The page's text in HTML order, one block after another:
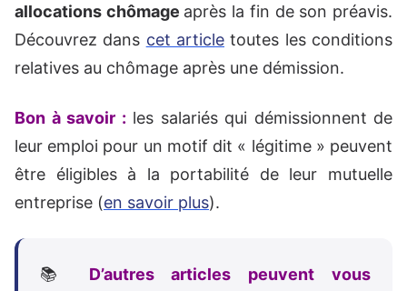
allocations chômage après la fin de son préavis.
Découvrez dans cet article toutes les conditions
relatives au chômage après une démission.
Bon à savoir : les salariés qui démissionnent de
leur emploi pour un motif dit « légitime » peuvent
être éligibles à la portabilité de leur mutuelle
entreprise (en savoir plus).
📚
D’autres articles peuvent vous